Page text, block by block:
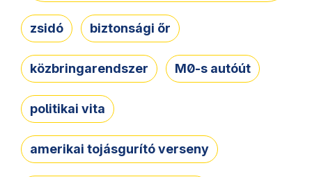
zsidó biztonsági őr
közbringarendszer M0-s autóút
politikai vita
amerikai tojásgurító verseny